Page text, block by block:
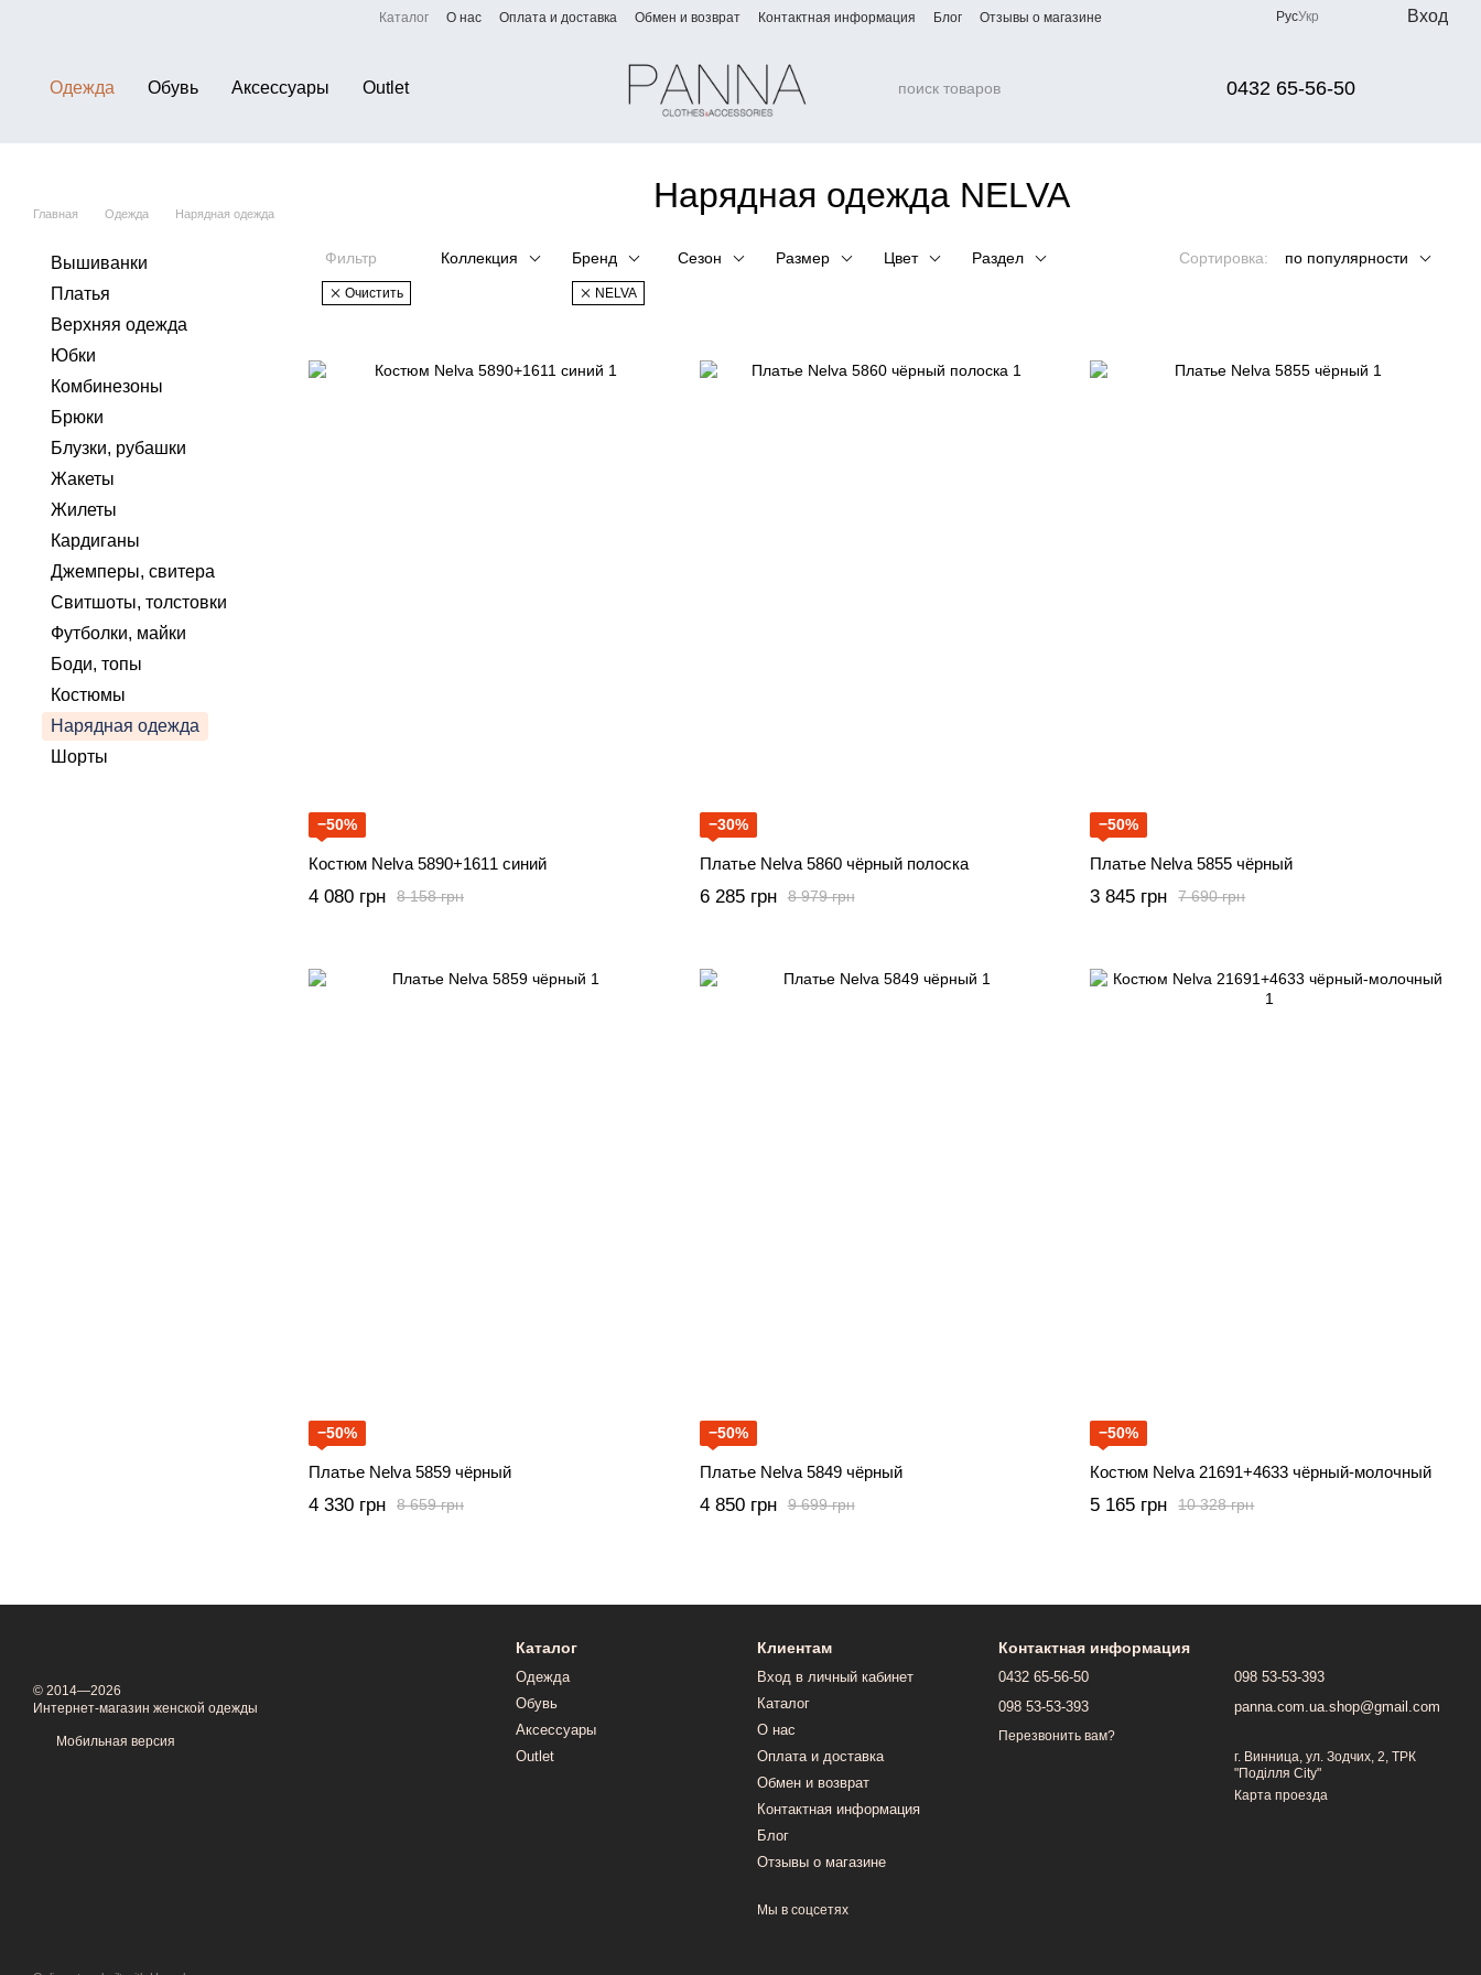
Каталог О нас Оплата и доставка Обмен и возврат Контактная информация Блог Отзывы о магазине РусУкр Вход
Одежда Обувь Аксессуары Outlet 0432 65-56-50
Главная Одежда Нарядная одежда Нарядная одежда NELVA
Фильтр
Очистить
Коллекция Бренд
NELVA
Сезон Размер Цвет Раздел Сортировка: по популярности
−50%
Костюм Nelva 5890+1611 синий
8 158 грн
4 080 грн
−30%
Платье Nelva 5860 чёрный полоска
8 979 грн
6 285 грн
−50%
Платье Nelva 5855 чёрный
7 690 грн
3 845 грн
−50%
Платье Nelva 5859 чёрный
8 659 грн
4 330 грн
−50%
Платье Nelva 5849 чёрный
9 699 грн
4 850 грн
−50%
Костюм Nelva 21691+4633 чёрный-молочный
10 328 грн
5 165 грн
Вышиванки
Платья
Верхняя одежда
Юбки
Комбинезоны
Брюки
Блузки, рубашки
Жакеты
Жилеты
Кардиганы
Джемперы, свитера
Свитшоты, толстовки
Футболки, майки
Боди, топы
Костюмы
Нарядная одежда
Шорты
© 2014—2026
Интернет-магазин женской одежды
Мобильная версия
Каталог
Одежда
Обувь
Аксессуары
Outlet
Клиентам
Вход в личный кабинет
Каталог
О нас
Оплата и доставка
Обмен и возврат
Контактная информация
Блог
Отзывы о магазине
Мы в соцсетях
Контактная информация
0432 65-56-50
098 53-53-393
Перезвонить вам?
098 53-53-393
panna.com.ua.shop@gmail.com
г. Винница, ул. Зодчих, 2, ТРК
"Поділля City"
Карта проезда